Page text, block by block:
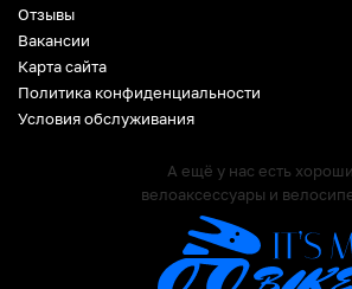
Отзывы
Вакансии
Карта сайта
Политика конфиденциальности
Условия обслуживания
А ещё у нас есть
велоаксессуары и